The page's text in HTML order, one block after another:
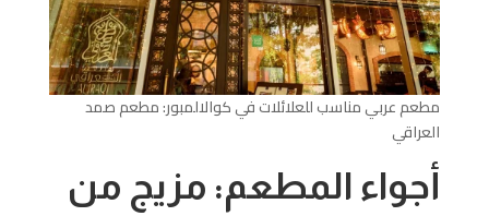
مطعم عربي مناسب للعلائلات في كوالالمبور: مطعم صمد
العراقي
أجواء المطعم: مزيج من